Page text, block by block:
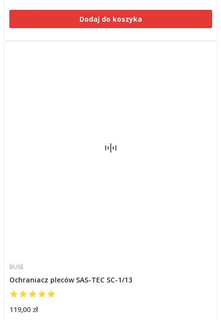
Dodaj do koszyka
BUSE
Ochraniacz pleców SAS-TEC SC-1/13
119,00 zł